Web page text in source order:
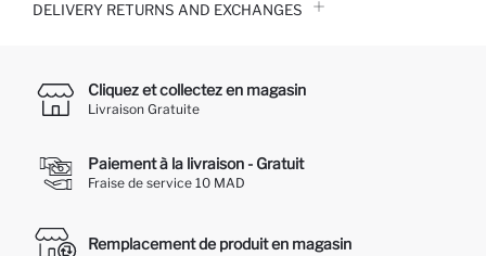
DELIVERY RETURNS AND EXCHANGES
Cliquez et collectez en magasin
Livraison Gratuite
Paiement à la livraison - Gratuit
Fraise de service 10 MAD
Remplacement de produit en magasin